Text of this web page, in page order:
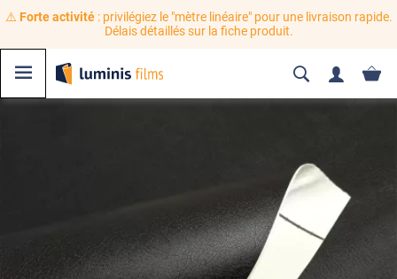
⚠️ Forte activité: privilégiez le "mètre linéaire" pour une livraison rapide.
Délais détaillés sur la fiche produit.